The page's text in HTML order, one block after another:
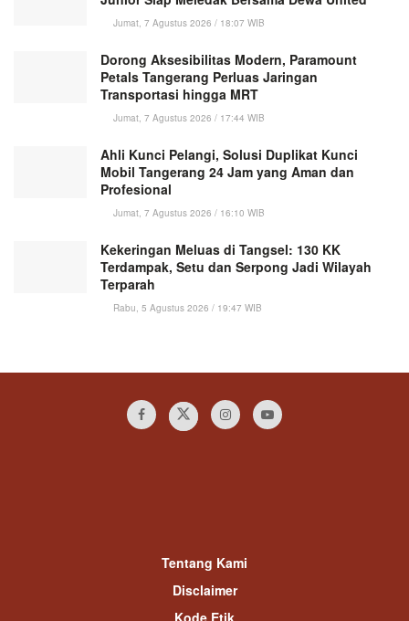
Jumat, 7 Agustus 2026 / 18:07 WIB
Dorong Aksesibilitas Modern, Paramount
Petals Tangerang Perluas Jaringan
Transportasi hingga MRT
Jumat, 7 Agustus 2026 / 17:44 WIB
Ahli Kunci Pelangi, Solusi Duplikat Kunci
Mobil Tangerang 24 Jam yang Aman dan
Profesional
Jumat, 7 Agustus 2026 / 16:10 WIB
Kekeringan Meluas di Tangsel: 130 KK
Terdampak, Setu dan Serpong Jadi Wilayah
Terparah
Rabu, 5 Agustus 2026 / 19:47 WIB
Tentang Kami
Disclaimer
Kode Etik